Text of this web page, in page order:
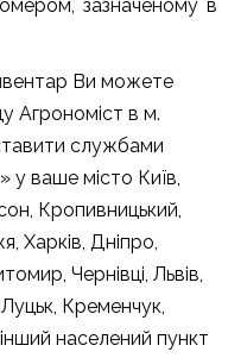
зазначеному в
Ви можете
Агрономіст в м.
службами
у ваше місто Київ,
Кропивницький,
Харків, Дніпро,
Чернівці, Львів,
Кременчук,
населений пункт